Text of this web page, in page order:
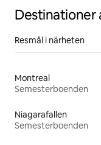
Destinationer
Resmål i närheten
Montreal
Semesterboenden
Niagarafallen
Semesterboenden